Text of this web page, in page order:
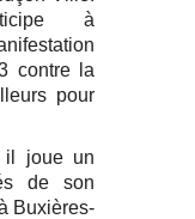
à
contre la
pour
il joue un
de son
Buxières-